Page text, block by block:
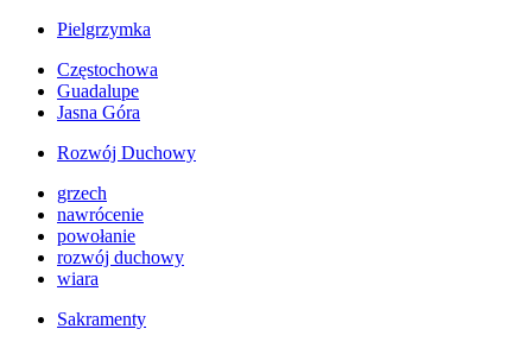
Pielgrzymka
Częstochowa
Guadalupe
Jasna Góra
Rozwój Duchowy
grzech
nawrócenie
powołanie
rozwój duchowy
wiara
Sakramenty